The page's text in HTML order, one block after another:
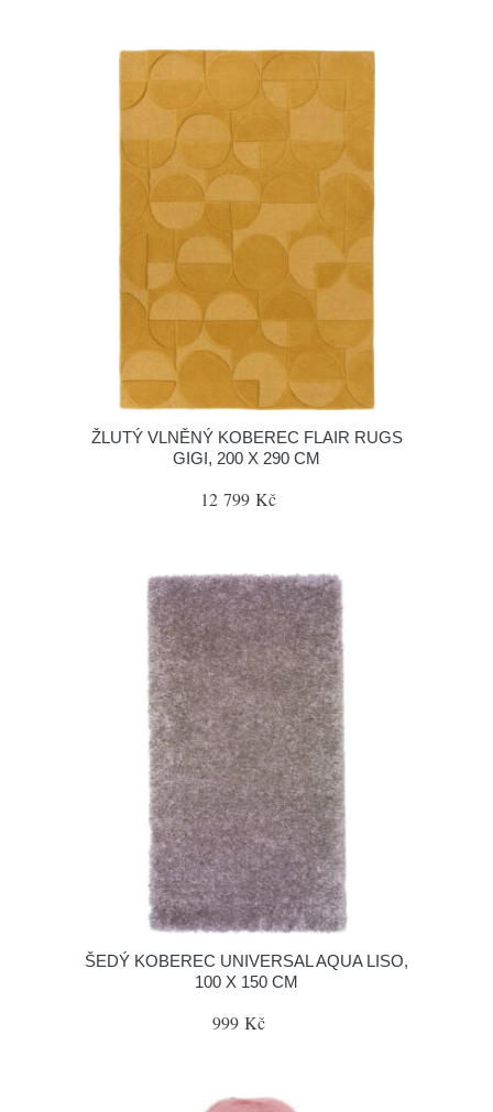
ŽLUTÝ VLNĚNÝ KOBEREC FLAIR RUGS
GIGI, 200 X 290 CM
12 799 Kč
ŠEDÝ KOBEREC UNIVERSAL AQUA LISO,
100 X 150 CM
999 Kč